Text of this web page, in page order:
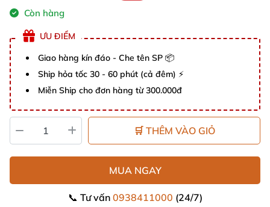
Còn hàng
ƯU ĐIỂM
Giao hàng kín đáo - Che tên SP 📦
Ship hỏa tốc 30 - 60 phút (cả đêm) ⚡
Miễn Ship cho đơn hàng từ 300.000đ
🛒 THÊM VÀO GIỎ
MUA NGAY
📞 Tư vấn 0938411000 (24/7)